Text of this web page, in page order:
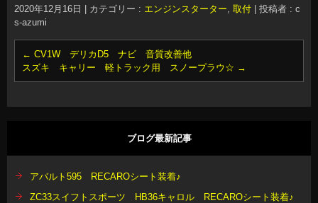
2020年12月16日 カテゴリー : エンジンスターター, 取付
投稿者 : c
s-azumi
← CV1W デリカD5 ナビ 音質改善他
スズキ キャリー 軽トラック用 スノープラウ☆ →
ブログ最新記事
アバルト595 RECAROシート装着♪
ZC33スイフトスポーツ HB36キャロル RECAROシート装着♪